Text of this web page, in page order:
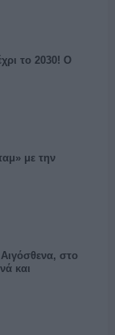
το 2030! Ο
με την
στο
και